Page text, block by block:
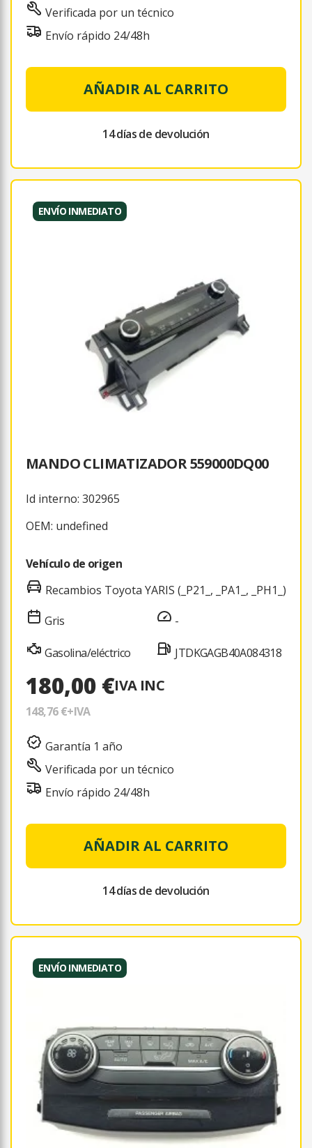
Verificada por un técnico
Envío rápido 24/48h
AÑADIR AL CARRITO
14 días de devolución
ENVÍO INMEDIATO
MANDO CLIMATIZADOR 559000DQ00
Id interno: 302965
OEM: undefined
Vehículo de origen
Recambios Toyota YARIS (_P21_, _PA1_, _PH1_)
Gris
Gasolina/eléctrico
-
JTDKGAGB40A084318
180,00 €IVA INC
148,76 €+IVA
Garantía 1 año
Verificada por un técnico
Envío rápido 24/48h
AÑADIR AL CARRITO
14 días de devolución
ENVÍO INMEDIATO